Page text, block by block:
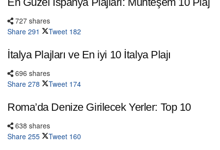
727 shares
Share 291 Tweet 182
İtalya Plajları ve En iyi 10 İtalya Plajı
696 shares
Share 278 Tweet 174
Roma’da Denize Girilecek Yerler: Top 10
638 shares
Share 255 Tweet 160